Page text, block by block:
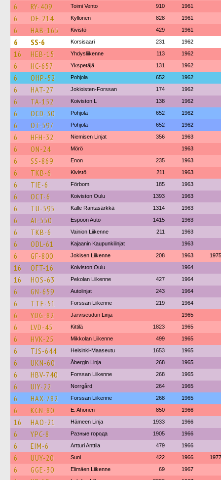
6 RY-409 Toimi Vento 910 1961
6 OF-214 Kyllonen 828 1961
6 HAB-165 Kivistö 429 1961
6 SS-6 Korsisaari 231 1962
16 HEB-15 Yhdysliikenne 113 1962
6 HC-657 Ykspetäjä 131 1962
6 OHP-52 Pohjola 652 1962
6 HAT-27 Jokioisten-Forssan 174 1962
6 TA-152 Koiviston L 138 1962
6 OCD-30 Pohjola 652 1962
6 OT-597 Pohjola 652 1962
6 HFH-32 Niemisen Linjat 356 1963
6 ON-24 Mörö 1963
6 SS-869 Enon 235 1963
6 TKB-6 Kivistö 211 1963
6 TIE-6 Förbom 185 1963
6 OCT-6 Koiviston Oulu 1393 1963
6 TU-595 Kalle Rantasärkkä 1314 1963
6 AI-550 Espoon Auto 1415 1963
6 TKB-6 Vainion Liikenne 211 1963
6 ODL-61 Kajaanin Kaupunkilinjat 1963
6 GF-800 Jokisen Liikenne 208 1963 1975
16 OFT-16 Koiviston Oulu 1964
16 HOS-63 Pekolan Liikenne 427 1964
6 GN-659 Autolinjat 243 1964
6 TTE-51 Forssan Liikenne 219 1964
6 YDG-82 Järviseudun Linja 1965
6 LVD-45 Kittilä 1823 1965
6 HVK-25 Mikkolan Liikenne 499 1965
6 TJS-644 Helsinki-Maaseutu 1653 1965
6 UKN-60 Åbergin Linja 268 1965
6 HBV-740 Forssan Liikenne 268 1965
6 UIY-22 Norrgård 264 1965
6 HAX-782 Forssan Liikenne 268 1965
6 KCN-80 E. Ahonen 850 1966
16 HAO-21 Hämeen Linja 1933 1966
6 YPC-8 Разные города 1905 1966
6 EIM-6 Artturi Anttila 479 1966
6 UUY-20 Suni 422 1966 1977
6 GGE-30 Elimäen Liikenne 69 1967